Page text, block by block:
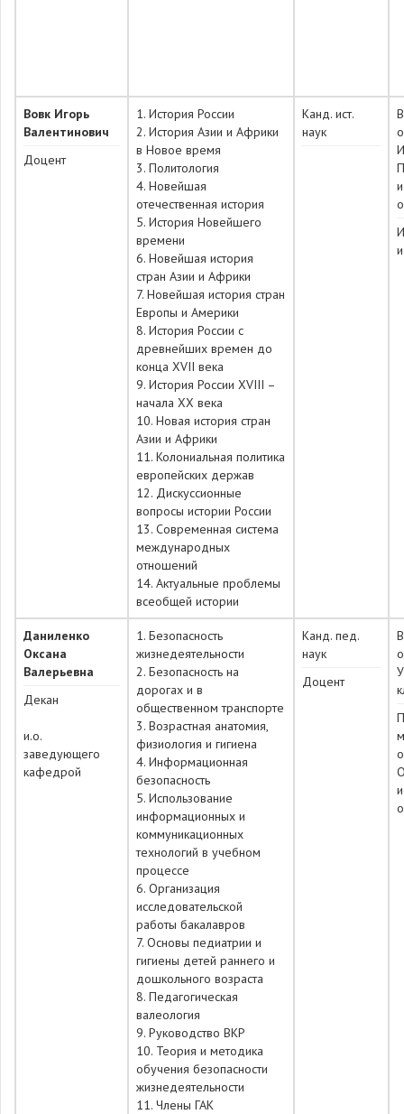
Вовк Игорь
Валентинович
Доцент
1. История России
2. История Азии и Африки
в Новое время
3. Политология
4. Новейшая
отечественная история
5. История Новейшего
времени
6. Новейшая история
стран Азии и Африки
7. Новейшая история стран
Европы и Америки
8. История России с
древнейших времен до
конца XVII века
9. История России XVIII –
начала ХХ века
10. Новая история стран
Азии и Африки
11. Колониальная политика
европейских держав
12. Дискуссионные
вопросы истории России
13. Современная система
международных
отношений
14. Актуальные проблемы
всеобщей истории
Канд. ист.
наук
Даниленко
Оксана
Валерьевна
Декан
и.о.
заведующего
кафедрой
1. Безопасность
жизнедеятельности
2. Безопасность на
дорогах и в
общественном транспорте
3. Возрастная анатомия,
физиология и гигиена
4. Информационная
безопасность
5. Использование
информационных и
коммуникационных
технологий в учебном
процессе
6. Организация
исследовательской
работы бакалавров
7. Основы педиатрии и
гигиены детей раннего и
дошкольного возраста
8. Педагогическая
валеология
9. Руководство ВКР
10. Теория и методика
обучения безопасности
жизнедеятельности
11. Члены ГАК
Канд. пед.
наук
Доцент